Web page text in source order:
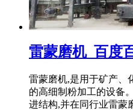
雷蒙磨机_百度
雷蒙磨机,是用于矿产、
的高细制粉加工的设备
进结构,并在同行业雷蒙